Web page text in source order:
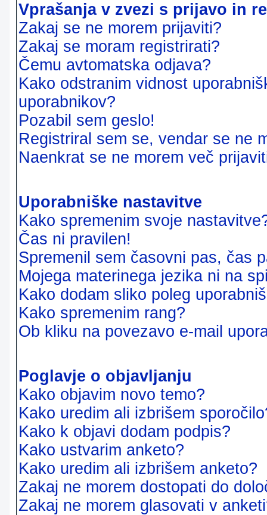
Vprašanja v zvezi s prijavo in
Zakaj se ne morem prijaviti?
Zakaj se moram registrirati?
Čemu avtomatska odjava?
Kako odstranim vidnost
uporabnikov?
Pozabil sem geslo!
Registriral sem se, vendar se ne
Naenkrat se ne morem več
Uporabniške nastavitve
Kako spremenim svoje
Čas ni pravilen!
Spremenil sem časovni pas, čas
Mojega materinega jezika ni na
Kako dodam sliko poleg
Kako spremenim rang?
Ob kliku na povezavo e-mail
Poglavje o objavljanju
Kako objavim novo temo?
Kako uredim ali izbrišem
Kako k objavi dodam podpis?
Kako ustvarim anketo?
Kako uredim ali izbrišem anketo?
Zakaj ne morem dostopati do
Zakaj ne morem glasovati v